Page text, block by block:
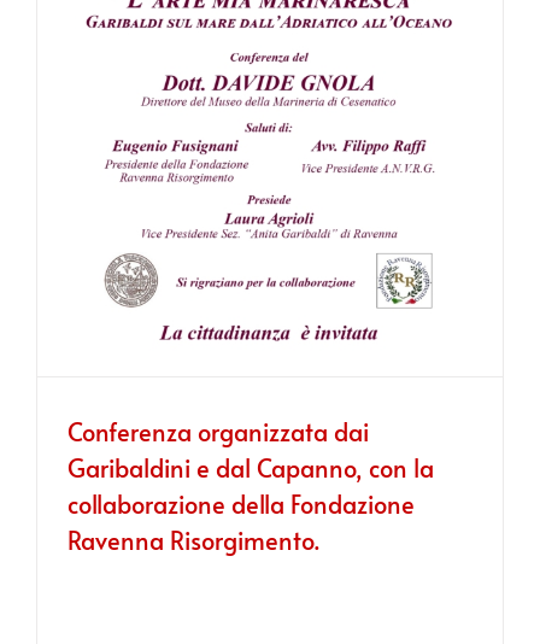
Conferenza organizzata dai
Garibaldini e dal Capanno, con la
collaborazione della Fondazione
Ravenna Risorgimento.